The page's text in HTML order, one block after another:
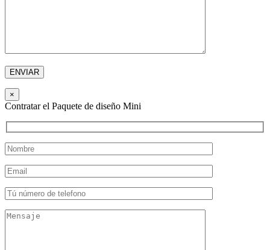
×
Contratar el Paquete de diseño Mini